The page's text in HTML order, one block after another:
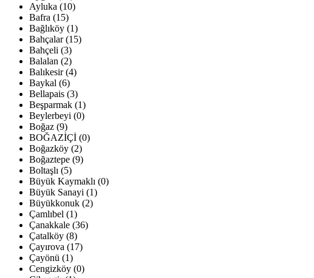
Ayluka (10)
Bafra (15)
Bağlıköy (1)
Bahçalar (15)
Bahçeli (3)
Balalan (2)
Balıkesir (4)
Baykal (6)
Bellapais (3)
Beşparmak (1)
Beylerbeyi (0)
Boğaz (9)
BOĞAZİÇİ (0)
Boğazköy (2)
Boğaztepe (9)
Boltaşlı (5)
Büyük Kaymaklı (0)
Büyük Sanayi (1)
Büyükkonuk (2)
Çamlıbel (1)
Çanakkale (36)
Çatalköy (8)
Çayırova (17)
Çayönü (1)
Cengizköy (0)